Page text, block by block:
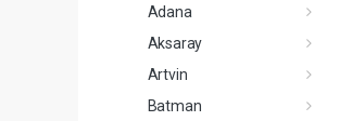
Adana
Aksaray
Artvin
Batman